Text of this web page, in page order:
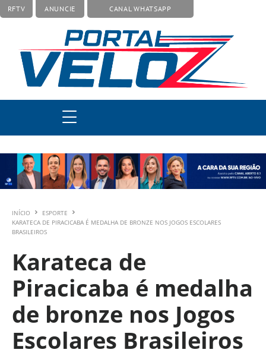
RFTV ANUNCIE CANAL WHATSAPP
INÍCIO
ESPORTE
KARATECA DE PIRACICABA É MEDALHA DE BRONZE NOS JOGOS ESCOLARES
BRASILEIROS
Karateca de
Piracicaba é medalha
de bronze nos Jogos
Escolares Brasileiros